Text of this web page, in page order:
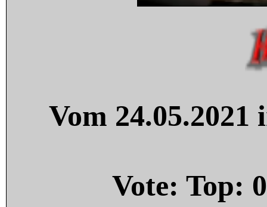
Vom
Vote: Top: 0